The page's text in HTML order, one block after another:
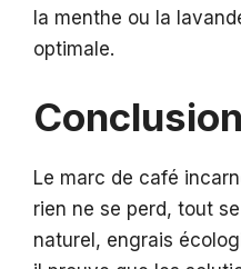
la menthe ou la
optimale.
Conclusion
Le marc de café
rien ne se perd, tout
naturel, engrais